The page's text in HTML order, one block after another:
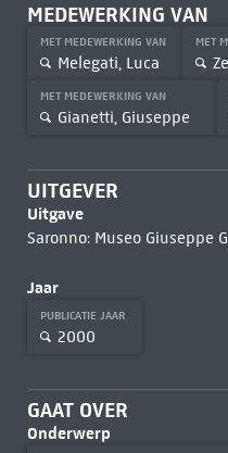
MEDEWERKING VAN
MET MEDEWERKING VAN
Melegati, Luca
MET
MET MEDEWERKING VAN
Gianetti, Giuseppe
UITGEVER
Uitgave
Saronno: Museo Giuseppe
Jaar
PUBLICATIE JAAR
2000
GAAT OVER
Onderwerp